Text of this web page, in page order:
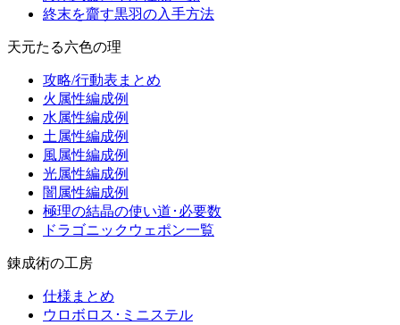
終末を齎す黒羽の入手方法
天元たる六色の理
攻略/行動表まとめ
火属性編成例
水属性編成例
土属性編成例
風属性編成例
光属性編成例
闇属性編成例
極理の結晶の使い道･必要数
ドラゴニックウェポン一覧
錬成術の工房
仕様まとめ
ウロボロス･ミニステル